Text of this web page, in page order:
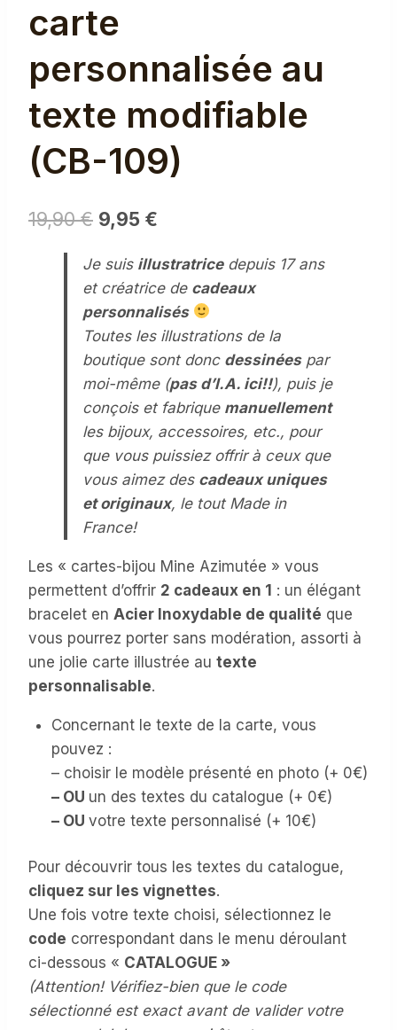
carte
personnalisée au
texte modifiable
(CB-109)
19,90€ Le
initial
était :
19,90 €.
9,95 €
actuel
est :
9,95 €.
Je suis illustratricedepuis 17 ans
et créatrice de cadeaux
personnalisés
Toutes les illustrations de la
boutique sont donc dessinéespar
moi-même (pas d’I.A. ici!!), puis je
conçois et fabrique manuellement
les bijoux, accessoires, etc., pour
que vous puissiez offrir à ceux que
vous aimez des cadeaux uniques
et originaux, le tout Made in
France!
Les « cartes-bijou Mine Azimutée » vous
permettent d’offrir 2 cadeaux en 1 : un élégant
bracelet en Acier Inoxydable de qualité que
vous pourrez porter sans modération, assorti à
une jolie carte illustrée au texte
personnalisable.
Concernant le texte de la carte, vous
pouvez :
– choisir le modèle présenté en photo (+ 0€)
– OU un des textes du catalogue (+ 0€)
– OU votre texte personnalisé (+ 10€)
Pour découvrir tous les textes du catalogue,
cliquez sur les vignettes.
Une fois votre texte choisi, sélectionnez le
code correspondant dans le menu déroulant
ci-dessous « CATALOGUE »
(Attention! Vérifiez-bien que le code
sélectionné est exact avant de valider votre